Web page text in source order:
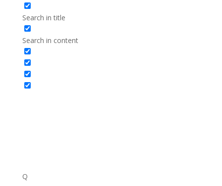
Search in title
Search in content
Q